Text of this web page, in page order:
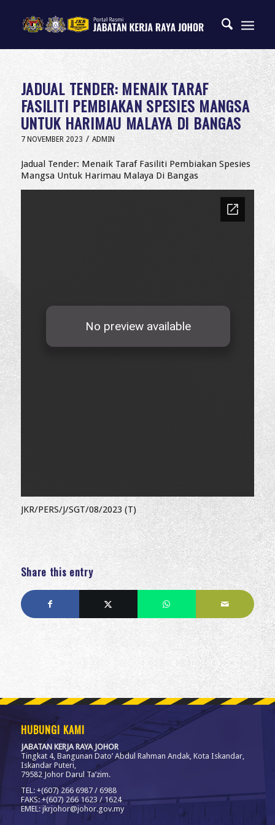
JADUAL TENDER: MENAIK TARAF
FASILITI PEMBIAKAN SPESIES MANGSA
UNTUK HARIMAU MALAYA DI BANGAS
7 NOVEMBER 2023 / ADMIN
Jadual Tender: Menaik Taraf Fasiliti Pembiakan Spesies
Mangsa Untuk Harimau Malaya Di Bangas
JKR/PERS/J/SGT/08/2023 (T)
Share this entry
HUBUNGI KAMI
JABATAN KERJA RAYA JOHOR
Tingkat 4, Bangunan Dato’ Abdul Rahman Andak, Kota Iskandar,
Iskandar Puteri,
79582 Johor Darul Ta’zim.
TEL: +(607) 266 6987 / 6988
FAKS: +(607) 266 1623 / 1624
EMEL: jkrjohor@johor.gov.my